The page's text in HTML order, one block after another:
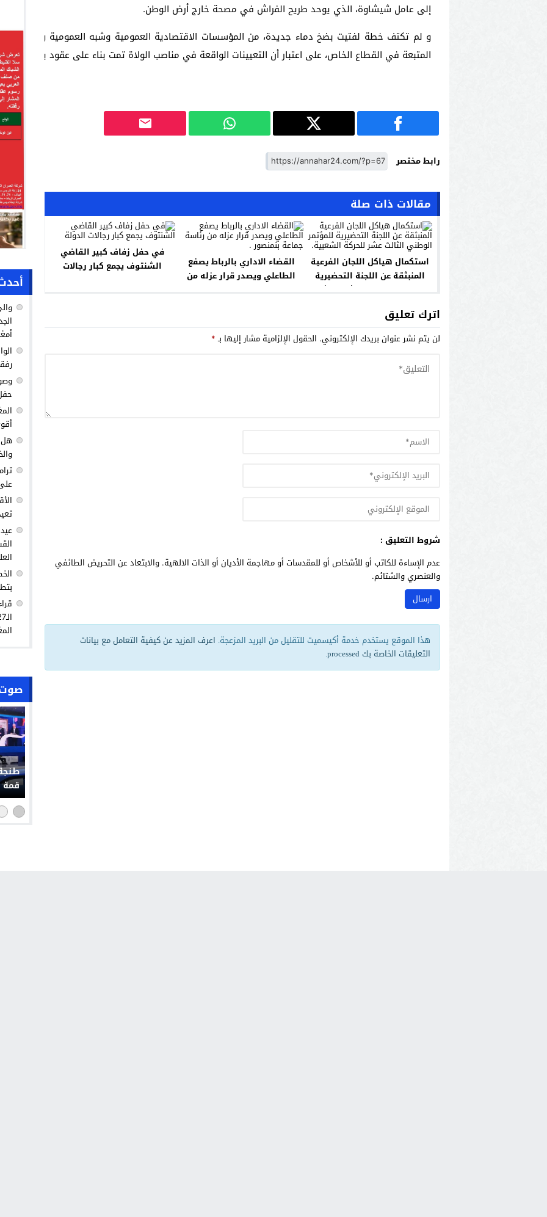
إلى عامل شيشاوة، الذي يوحد طريح الفراش في مصحة خارج أرض الوطن.
و لم تكتف خطة لفتيت بضخ دماء جديدة، من المؤسسات الاقتصادية العمومية وشبه العمومية والخاصة في
المتبعة في القطاع الخاص، على اعتبار أن التعيينات الواقعة في مناصب الولاة تمت بناء على عقود برامج
رابط مختصر
مقالات ذات صلة
استكمال هياكل اللجان الفرعية
المنبثقة عن اللجنة التحضيرية
للمؤتمر الوطني الثالث عشر
القضاء الاداري بالرباط يصفع
الطاعلي ويصدر قرار عزله من
في حفل زفاف كبير القاضي
الشنتوف يجمع كبار رجالات
اترك تعليق
لن يتم نشر عنوان بريدك الإلكتروني. الحقول الإلزامية مشار إليها بـ*
شروط التعليق :
عدم الإساءة للكاتب أو للأشخاص أو للمقدسات أو مهاجمة الأديان أو الذات الالهية. والابتعاد عن التحريض الطائفي
والعنصري والشتائم.
هذا الموقع يستخدم خدمة أكيسميت للتقليل من البريد المزعجة. اعرف المزيد عن كيفية التعامل مع بيانات
التعليقات الخاصة بك processed
.
هل